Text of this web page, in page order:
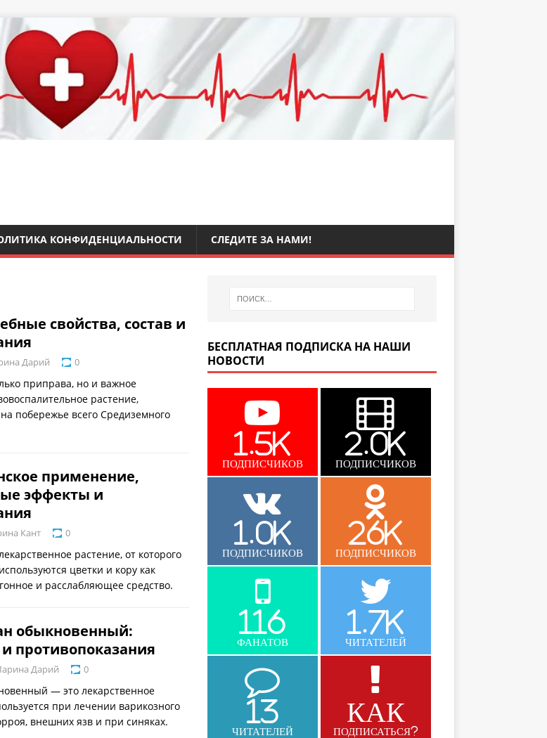
КОНФИДЕНЦИАЛЬНОСТИ СЛЕДИТЕ ЗА НАМИ!
свойства, состав и
Дарий 0
приправа, но и важное
растение,
побережье всего Средиземного
применение,
эффекты и
Кант 0
растение, от которого
цветки и кору как
и расслабляющее средство.
обыкновенный:
и противопоказания
Дарий 0
— это лекарственное
при лечении варикозного
внешних язв и при синяках.
БЕСПЛАТНАЯ ПОДПИСКА НА НАШИ
НОВОСТИ
1.5K
ПОДПИСЧИКОВ
2.0K
ПОДПИСЧИКОВ
1.0K
ПОДПИСЧИКОВ
26K
ПОДПИСЧИКОВ
116
ФАНАТОВ
1.7K
ЧИТАТЕЛЕЙ
13
ЧИТАТЕЛЕЙ
КАК
ПОДПИСАТЬСЯ?